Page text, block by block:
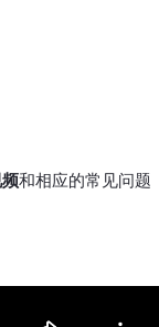
和相应的常见问题